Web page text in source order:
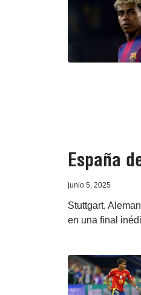
España
junio 5, 2025
Stuttgart,
en una final